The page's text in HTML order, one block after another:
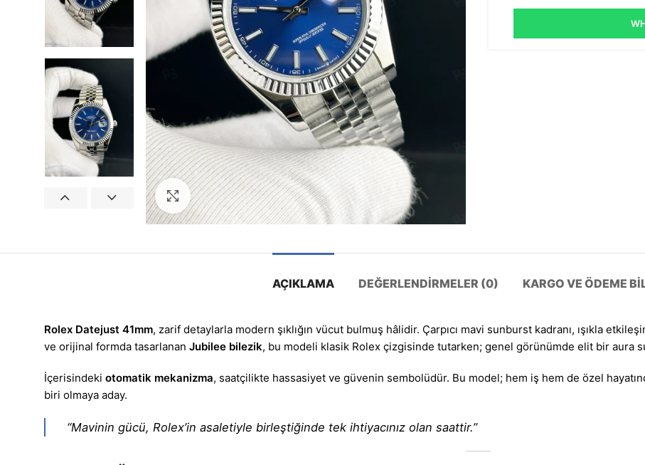
Görseli Büyütün
AÇIKLAMA DEĞERLENDIRMELER (0) KARGO VE ÖDEME
Rolex Datejust 41mm, zarif detaylarla modern şıklığın vücut bulmuş hâlidir. Çarpıcı mavi sunburst kadranı, ışıkla
ve orijinal formda tasarlanan Jubilee bilezik, bu modeli klasik Rolex çizgisinde tutarken; genel görünümde elit bir aura
İçerisindeki otomatik mekanizma, saatçilikte hassasiyet ve güvenin sembolüdür. Bu model; hem iş hem de özel
biri olmaya aday.
“Mavinin gücü, Rolex’in asaletiyle birleştiğinde tek ihtiyacınız olan saattir.”